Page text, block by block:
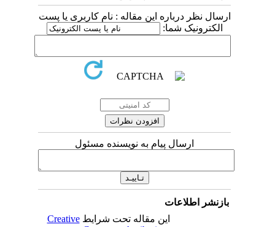
ارسال نظر درباره این مقاله : نام کاربری یا پست
الکترونیک شما:
ارسال پیام به نویسنده مسئول
بازنشر اطلاعات
این مقاله تحت شرایطCreative